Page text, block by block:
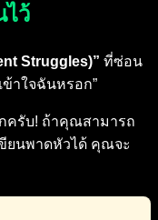
ไว้
Struggles)” ที่ซ่อน
ข้าใจฉันหรอก”
ครับ! ถ้าคุณสามารถ
ขียนพาดหัวได้ คุณจะ